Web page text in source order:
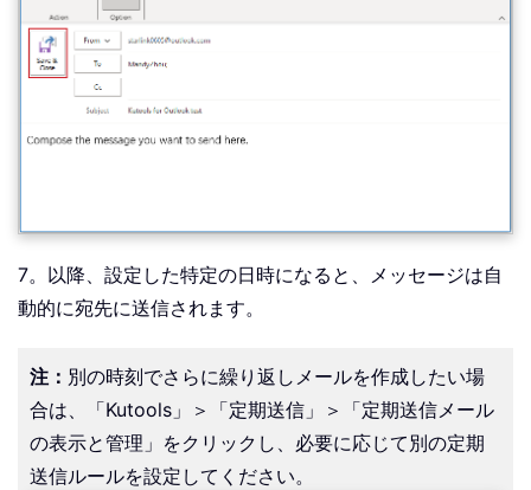
7。以降、設定した特定の日時になると、メッセージは自
動的に宛先に送信されます。
注： 別の時刻でさらに繰り返しメールを作成したい場
合は、「Kutools」＞「定期送信」＞「定期送信メール
の表示と管理」をクリックし、必要に応じて別の定期
送信ルールを設定してください。